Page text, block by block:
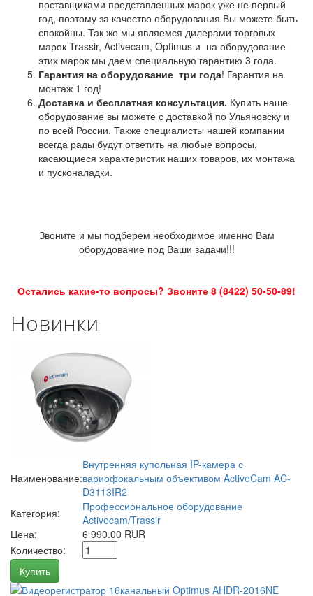
поставщиками представленных марок уже не первый
год, поэтому за качество оборудования Вы можете быть
спокойны. Так же мы являемся дилерами торговых
марок Trassir, Activecam, Optimus и на оборудование
этих марок мы даем специальную гарантию 3 года.
Гарантия на оборудование три года! Гарантия на
монтаж 1 год!
Доставка и бесплатная консультация. Купить наше
оборудование вы можете с доставкой по Ульяновску и
по всей России. Также специалисты нашей компании
всегда рады будут ответить на любые вопросы,
касающиеся характеристик наших товаров, их монтажа
и пусконаладки.
Звоните и мы подберем необходимое именно Вам
оборудование под Ваши задачи!!!
Остались какие-то вопросы? Звоните 8 (8422) 50-50-89!
Новинки
Наименование:
Внутренняя купольная IP-камера с
вариофокальным объективом ActiveCam AC-
D3113IR2
Категория:
Профессиональное оборудование
Activecam/Trassir
Цена:
6 990.00 RUR
Количество:
Купить